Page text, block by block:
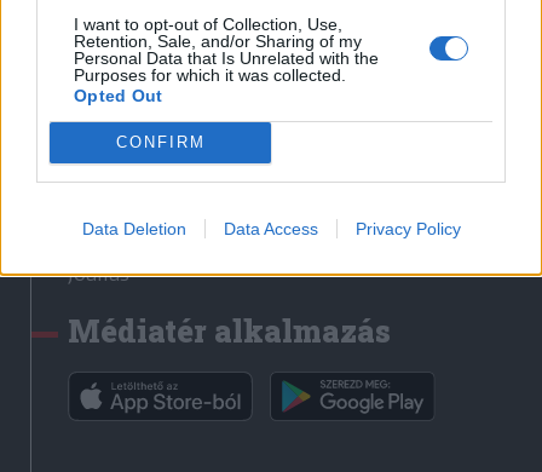
I want to opt-out of Collection, Use,
Retention, Sale, and/or Sharing of my
Personal Data that Is Unrelated with the
Purposes for which it was collected.
Opted Out
CONFIRM
Data Deletion Data Access Privacy Policy
Liget
Krónika
Bihari Napló
Erdélyi Napló
Főtér
Rádió GaGa
Jóállás
Médiatér alkalmazás